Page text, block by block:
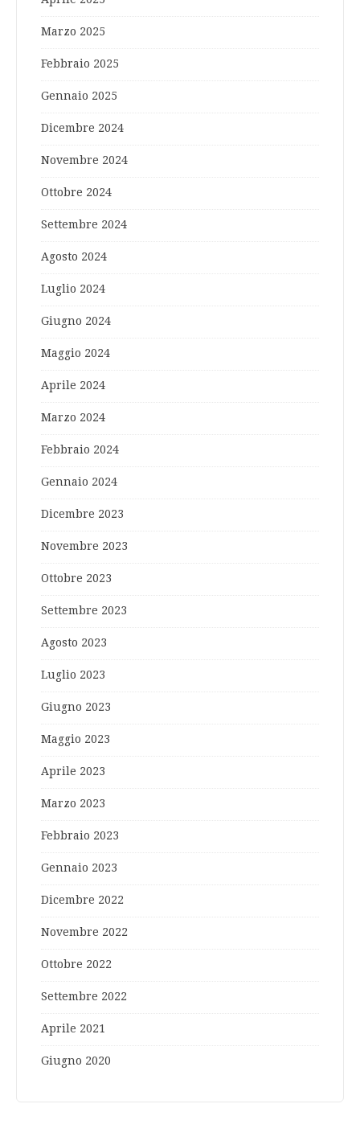
Marzo 2025
Febbraio 2025
Gennaio 2025
Dicembre 2024
Novembre 2024
Ottobre 2024
Settembre 2024
Agosto 2024
Luglio 2024
Giugno 2024
Maggio 2024
Aprile 2024
Marzo 2024
Febbraio 2024
Gennaio 2024
Dicembre 2023
Novembre 2023
Ottobre 2023
Settembre 2023
Agosto 2023
Luglio 2023
Giugno 2023
Maggio 2023
Aprile 2023
Marzo 2023
Febbraio 2023
Gennaio 2023
Dicembre 2022
Novembre 2022
Ottobre 2022
Settembre 2022
Aprile 2021
Giugno 2020